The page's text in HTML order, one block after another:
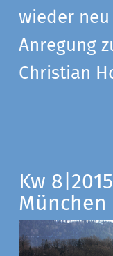
wieder
Anregung
Christian
Kw
München